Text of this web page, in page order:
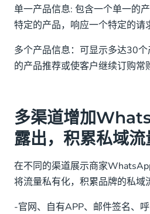
单一产品信息: 包含一个单一的
特定的产品，响应一个特定的请
多个产品信息：可显示多达30
的产品推荐或使客户继续订购常
多渠道增加
露出，积累私域流
在不同的渠道展示商家
将流量私有化，积累品牌的私域
-官网、自有APP、邮件签名、